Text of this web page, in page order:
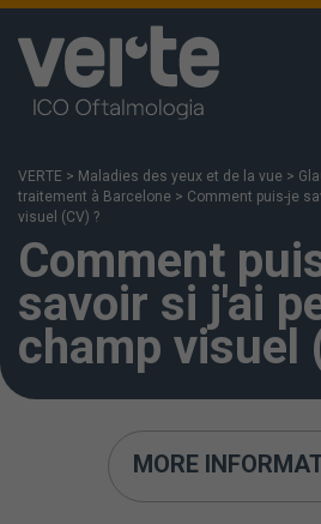
VERTE > Maladies des yeux et de la vue >
traitement à Barcelone > Comment puis-je
visuel (CV) ?
Comment
savoir si j'ai
champ visuel
We respect your privacy!
cookies to analyse your
you information regarding our
your interests. You can access
for more information. If you
deem that you have been
cookies being installed and
change your settings or reject
“More information”.
MORE